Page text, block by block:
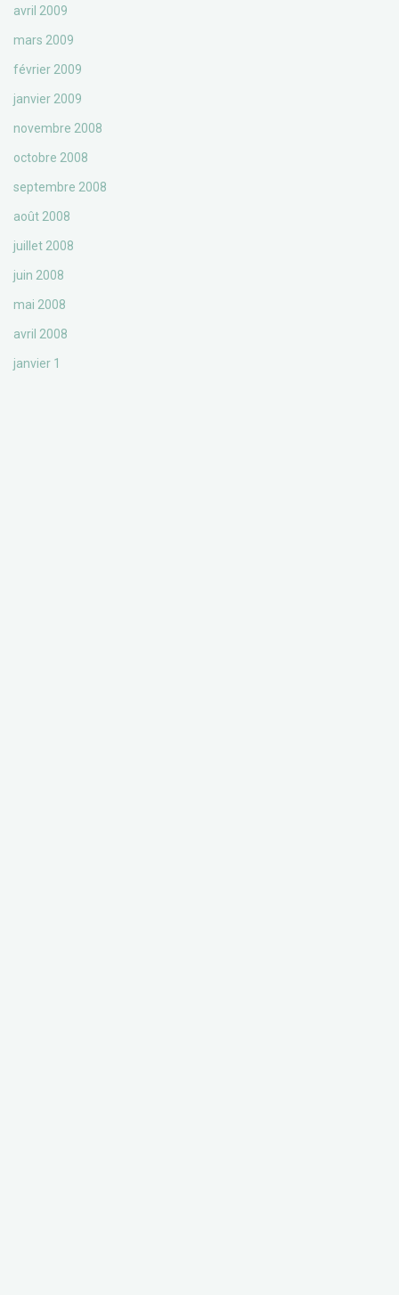
avril 2009
mars 2009
février 2009
janvier 2009
novembre 2008
octobre 2008
septembre 2008
août 2008
juillet 2008
juin 2008
mai 2008
avril 2008
janvier 1